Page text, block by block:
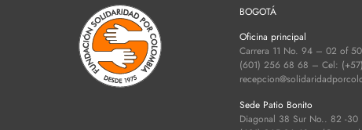
BOGOTÁ
Oficina principal
Carrera 11 No. 94 – 02 of
(601) 256 68 68 – Cel:
Sede Patio Bonito
Diagonal 38 Sur No.. 82 -30